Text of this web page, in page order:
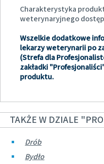
Charakterystyka
weterynaryjnego
Wszelkie dodatkowe
lekarzy weterynarii po
(Strefa dla
zakładki
produktu.
TAKŻE W DZIALE
Drób
Bydło